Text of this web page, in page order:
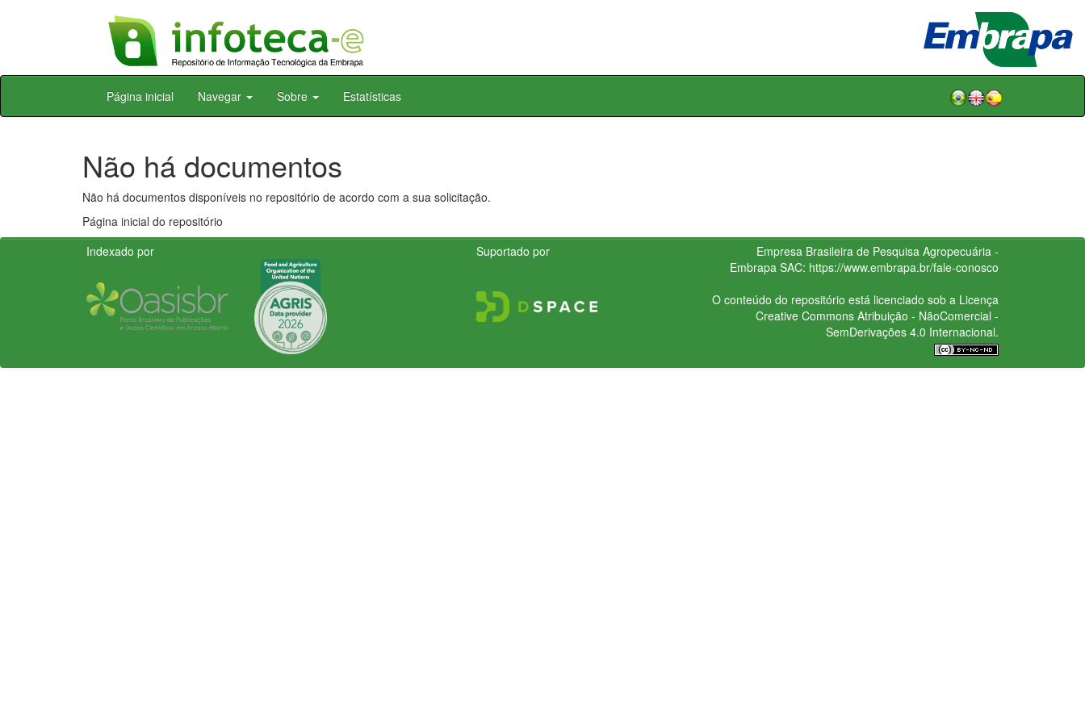
Skip
Página inicial Navegar Sobre Estatísticas
Não há documentos
Não há documentos disponíveis no repositório de acordo com a sua solicitação.
Página inicial do repositório
Indexado por
Suportado por
Empresa Brasileira de Pesquisa Agropecuária -
Embrapa SAC: https://www.embrapa.br/fale-conosco
O conteúdo do repositório está licenciado sob a Licença
Creative CommonsAtribuição - NãoComercial -
SemDerivações 4.0 Internacional.